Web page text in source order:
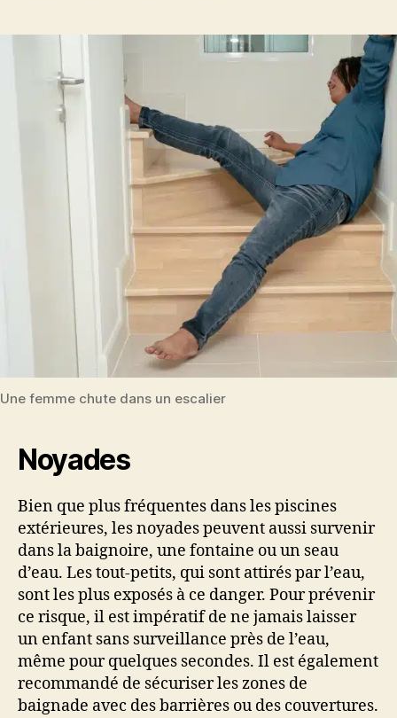
Une femme chute dans un escalier
Noyades
Bien que plus fréquentes dans les piscines
extérieures, les noyades peuvent aussi survenir
dans la baignoire, une fontaine ou un seau
d’eau. Les tout-petits, qui sont attirés par l’eau,
sont les plus exposés à ce danger. Pour prévenir
ce risque, il est impératif de ne jamais laisser
un enfant sans surveillance près de l’eau,
même pour quelques secondes. Il est également
recommandé de sécuriser les zones de
baignade avec des barrières ou des couvertures.